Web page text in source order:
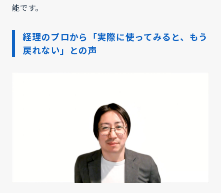
能です。
経理のプロから「実際に使ってみると、もう
戻れない」との声